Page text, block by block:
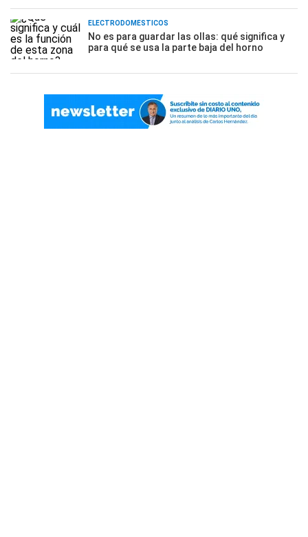
ELECTRODOMÉSTICOS
No es para guardar las ollas: qué significa y
para qué se usa la parte baja del horno